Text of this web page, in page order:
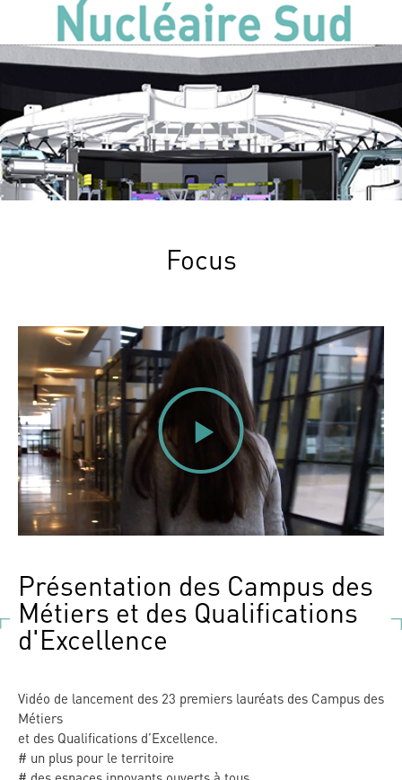
Focus
Présentation des Campus des
Métiers et des Qualifications
d'Excellence
Vidéo de lancement des 23 premiers lauréats des Campus des
Métiers
et des Qualifications d’Excellence.
# un plus pour le territoire